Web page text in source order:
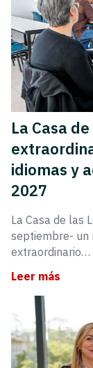
La Casa
idiomas y
2027
La Casa de las
septiembre- un
extraordinario…
Leer más